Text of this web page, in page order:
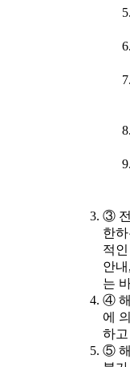
③ 전
한
적
안
는
④ 해
에
하
⑤ 해